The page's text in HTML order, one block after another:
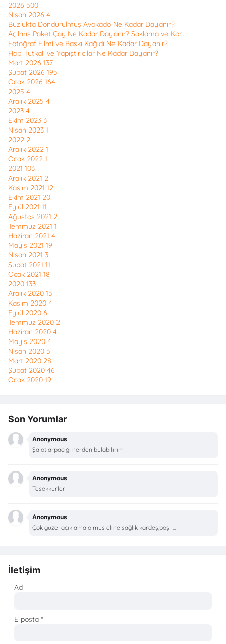
2026 500
Nisan 2026 4
Buzlukta Dondurulmuş Avokado Ne Kadar Dayanır?
Açılmış Paket Çay Ne Kadar Dayanır? Saklama ve Kor...
Fotoğraf Filmi ve Baskı Kağıdı Ne Kadar Dayanır?
Hobi Tutkalı ve Yapıştırıcılar Ne Kadar Dayanır?
Mart 2026 137
Şubat 2026 195
Ocak 2026 164
2025 4
Aralık 2025 4
2023 4
Ekim 2023 3
Nisan 2023 1
2022 2
Aralık 2022 1
Ocak 2022 1
2021 103
Aralık 2021 2
Kasım 2021 12
Ekim 2021 20
Eylül 2021 11
Ağustos 2021 2
Temmuz 2021 1
Haziran 2021 4
Mayıs 2021 19
Nisan 2021 3
Şubat 2021 11
Ocak 2021 18
2020 133
Aralık 2020 15
Kasım 2020 4
Eylül 2020 6
Temmuz 2020 2
Haziran 2020 4
Mayıs 2020 4
Nisan 2020 5
Mart 2020 28
Şubat 2020 46
Ocak 2020 19
Son Yorumlar
Anonymous
Şalot arpacığı nerden bulabilirim
Anonymous
Tesekkurler
Anonymous
Çok güzel açıklama olmuş eline sağlık kardeş,boş l...
İletişim
Ad
E-posta*